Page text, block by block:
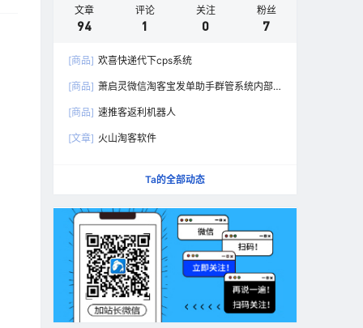
文章
94
评论
1
关注
0
粉丝
7
[商品] 欢喜快递代下cps系统
[商品] 萧启灵微信淘客宝发单助手群管系统内部
[商品] 速推客返利机器人
[文章] 火山淘客软件
Ta的全部动态